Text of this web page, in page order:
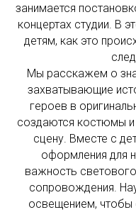
занимается
концертах студии. В
детям, как это
Мы расскажем о
захватывающие
героев в
создаются костюмы
сцену. Вместе с
оформления для
важность
сопровождения.
освещением, чтобы